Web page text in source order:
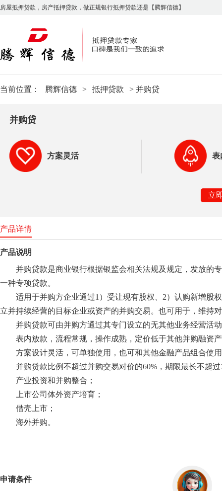
房屋抵押贷款，房产抵押贷款，做正规银行抵押贷款还是【腾辉信德】
当前位置： 腾辉信德 > 抵押贷款 > 并购贷
并购贷
方案灵活 表
立
产品详情
产品说明
并购贷款是商业银行根据银监会相关法规及规定，发放的
一种专项贷款。
适用于并购方企业通过1）受让现有股权、2）认购新增股
立并持续经营的目标企业或资产的并购交易。也可用于，维持
并购贷款可由并购方通过其专门设立的无其他业务经营活
表内放款，流程常规，操作成熟，定价低于其他并购融资
方案设计灵活，可单独使用，也可和其他金融产品组合使
并购贷款比例不超过并购交易对价的60%，期限最长不超过
产业投资和并购整合；
上市公司体外资产培育；
借壳上市；
海外并购。
申请条件